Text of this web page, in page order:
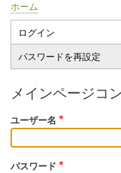
ー
ア
カ
ウ
ン
ト
メ
ュ
ー
パ
ン
く
ず
ホーム
プ
ラ
マ
リ
ー
タ
ログイン
パスワードを再設定
メインページコ
ユーザー名
パスワード